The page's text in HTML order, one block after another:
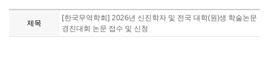
제목
[한국무역학회] 2026년 신진학자 및 전국 대학(원)생 학술논문
경진대회 논문 접수 및 신청